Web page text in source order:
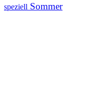
speziell Sommer